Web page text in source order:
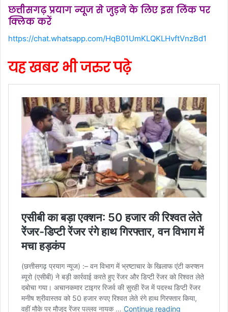
छत्तीसगढ़ प्रयाग न्यूज से जुड़ने के लिए इस लिंक पर
क्लिक करें
https://chat.whatsapp.com/HqB01UmKLQKLHvftVnzBd1
यह खबर भी जरुर पढ़े